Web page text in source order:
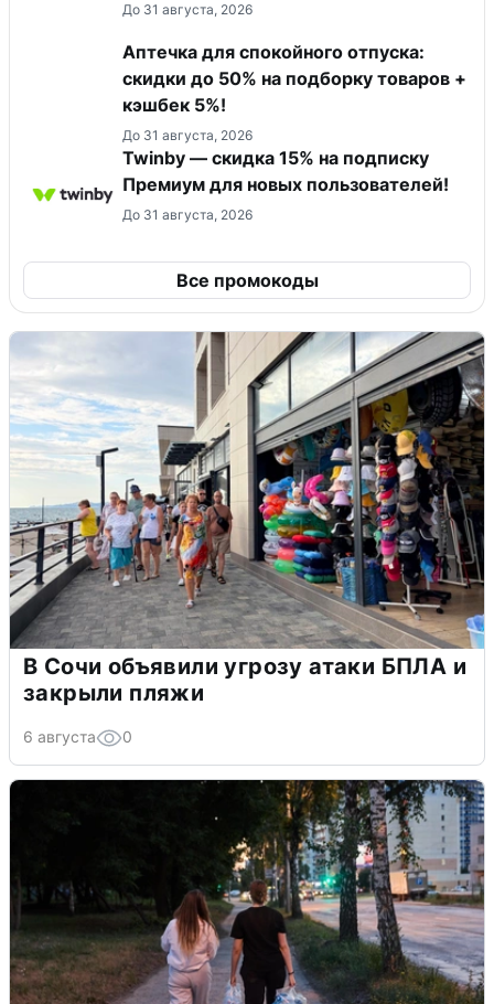
До 31 августа, 2026
Аптечка для спокойного отпуска:
скидки до 50% на подборку товаров +
кэшбек 5%!
До 31 августа, 2026
Twinby — скидка 15% на подписку
Премиум для новых пользователей!
До 31 августа, 2026
Все промокоды
В Сочи объявили угрозу атаки БПЛА и
закрыли пляжи
6 августа 0